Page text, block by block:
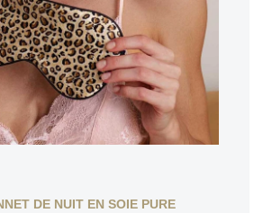
DE NUIT EN SOIE PURE